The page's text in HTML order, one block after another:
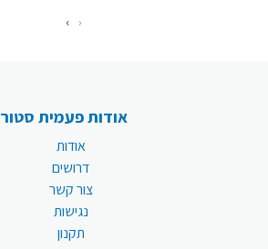
‹
›
אודות פעמית סטור
אודות
דרושים
צור קשר
נגישות
תקנון